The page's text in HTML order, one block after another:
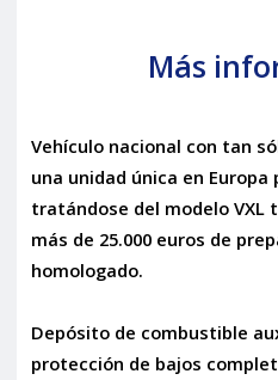
Más
Vehículo nacional con tan
una unidad única en
tratándose del modelo VXL
más de 25.000 euros de
homologado.
Depósito de combustible
protección de bajos